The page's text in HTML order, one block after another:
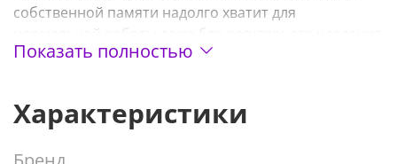
собственной памяти надолго хватит для
нормальной работы даже без регулярного удаления
кэша и старых файлов.
частот LTE и сети 5G. Основная камера (64+8+2 Мп) с
Показать полностью
Характеристики